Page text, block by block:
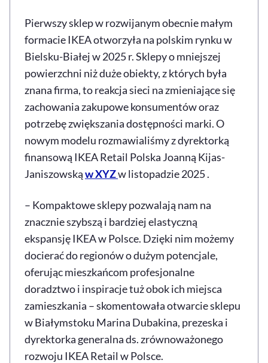
Pierwszy sklep w rozwijanym obecnie małym
formacie IKEA otworzyła na polskim rynku w
Bielsku-Białej w 2025 r. Sklepy o mniejszej
powierzchni niż duże obiekty, z których była
znana firma, to reakcja sieci na zmieniające się
zachowania zakupowe konsumentów oraz
potrzebę zwiększania dostępności marki. O
nowym modelu rozmawialiśmy z dyrektorką
finansową IKEA Retail Polska Joanną Kijas-
Janiszowskąw XYZw listopadzie 2025 .
– Kompaktowe sklepy pozwalają nam na
znacznie szybszą i bardziej elastyczną
ekspansję IKEA w Polsce. Dzięki nim możemy
docierać do regionów o dużym potencjale,
oferując mieszkańcom profesjonalne
doradztwo i inspiracje tuż obok ich miejsca
zamieszkania – skomentowała otwarcie sklepu
w Białymstoku Marina Dubakina, prezeska i
dyrektorka generalna ds. zrównoważonego
rozwoju IKEA Retail w Polsce.